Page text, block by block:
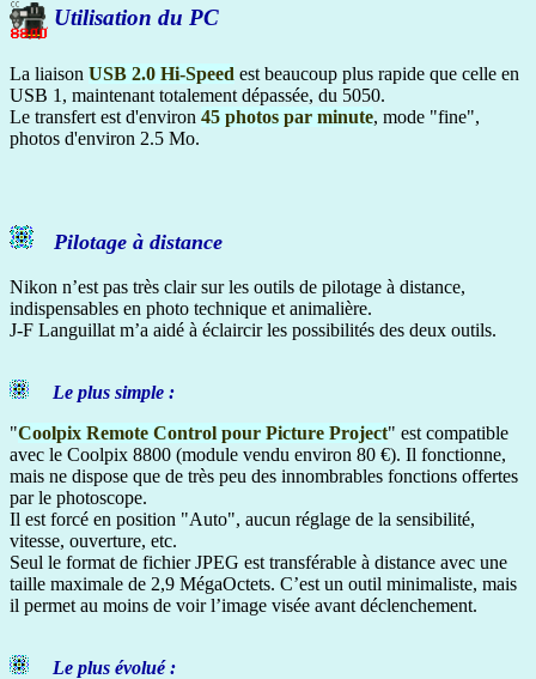
Utilisation du PC
La liaison USB 2.0 Hi-Speed est beaucoup plus rapide que celle en
USB 1, maintenant totalement dépassée, du 5050.
Le transfert est d'environ 45 photos par minute, mode "fine",
photos d'environ 2.5 Mo.
Pilotage à distance
Nikon n’est pas très clair sur les outils de pilotage à distance,
indispensables en photo technique et animalière.
J-F Languillat m’a aidé à éclaircir les possibilités des deux outils.
Le plus simple :
"Coolpix Remote Control pour Picture Project" est compatible
avec le Coolpix 8800 (module vendu environ 80 €). Il fonctionne,
mais ne dispose que de très peu des innombrables fonctions offertes
par le photoscope.
Il est forcé en position "Auto", aucun réglage de la sensibilité,
vitesse, ouverture, etc.
Seul le format de fichier JPEG est transférable à distance avec une
taille maximale de 2,9 MégaOctets. C’est un outil minimaliste, mais
il permet au moins de voir l’image visée avant déclenchement.
Le plus évolué :